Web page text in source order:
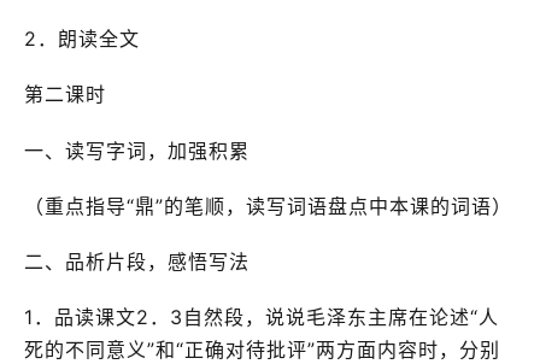
2．朗读全文
第二课时
一、读写字词，加强积累
（重点指导“鼎”的笔顺，读写词语盘点中本课的词语）
二、品析片段，感悟写法
1．品读课文2．3自然段，说说毛泽东主席在论述“人
死的不同意义”和“正确对待批评”两方面内容时，分别